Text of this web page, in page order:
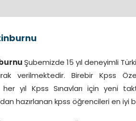
Şubemizde 15 yıl deneyimli
verilmektedir. Birebir Kpss
her yıl Kpss Sınavları için yeni
hazırlanan kpss öğrencileri en iyi